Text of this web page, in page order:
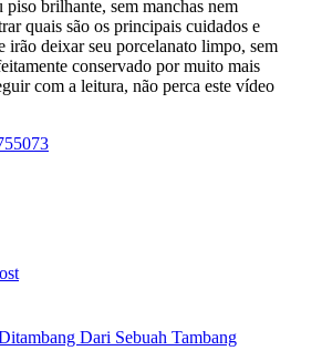
piso brilhante, sem manchas nem
quais são os principais cuidados e
irão deixar seu porcelanato limpo, sem
conservado por muito mais
com a leitura, não perca este vídeo
Dari Sebuah Tambang